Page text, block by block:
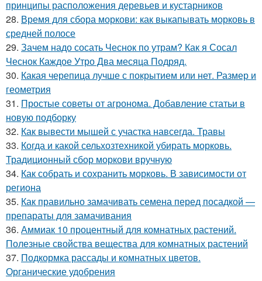
принципы расположения деревьев и кустарников
28. Время для сбора моркови: как выкапывать морковь в
средней полосе
29. Зачем надо сосать Чеснок по утрам? Как я Сосал
Чеснок Каждое Утро Два месяца Подряд.
30. Какая черепица лучше с покрытием или нет. Размер и
геометрия
31. Простые советы от агронома. Добавление статьи в
новую подборку
32. Как вывести мышей с участка навсегда. Травы
33. Когда и какой сельхозтехникой убирать морковь.
Традиционный сбор моркови вручную
34. Как собрать и сохранить морковь. В зависимости от
региона
35. Как правильно замачивать семена перед посадкой —
препараты для замачивания
36. Аммиак 10 процентный для комнатных растений.
Полезные свойства вещества для комнатных растений
37. Подкормка рассады и комнатных цветов.
Органические удобрения